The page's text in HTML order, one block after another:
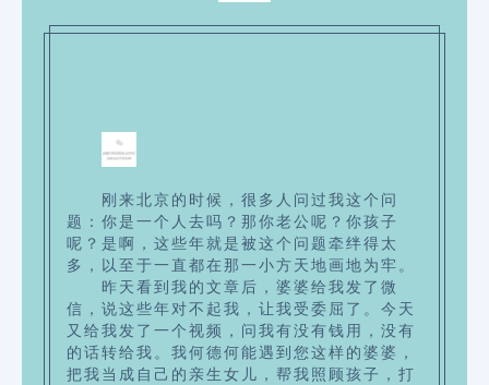
刚来北京的时候，很多人问过我这个问
题：你是一个人去吗？那你老公呢？你孩子
呢？是啊，这些年就是被这个问题牵绊得太
多，以至于一直都在那一小方天地画地为牢。
昨天看到我的文章后，婆婆给我发了微
信，说这些年对不起我，让我受委屈了。今天
又给我发了一个视频，问我有没有钱用，没有
的话转给我。我何德何能遇到您这样的婆婆，
把我当成自己的亲生女儿，帮我照顾孩子，打